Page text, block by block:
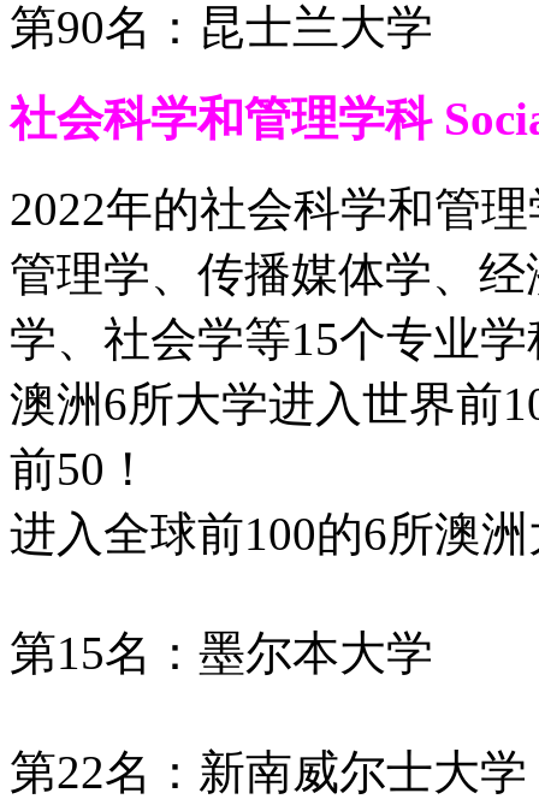
第90名：昆士兰大学
社会科学和管理学科
2022年的社会科学和管
管理学、传播媒体学、
学、社会学等15个专业
澳洲6所大学进入世界前
前50！
进入全球前100的6所澳
第15名：墨尔本大学
第22名：新南威尔士大学